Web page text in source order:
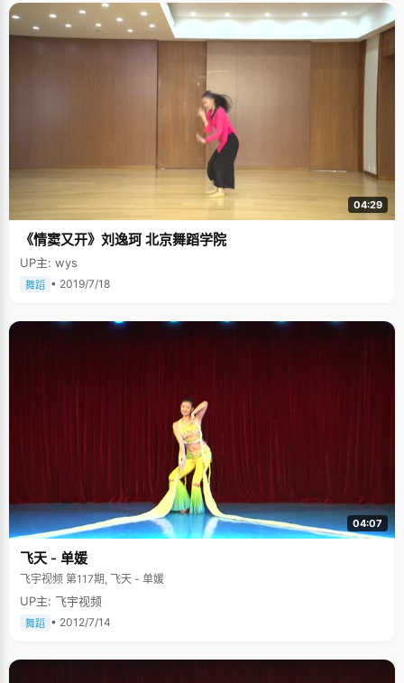
深刻的是老师发现了他独特的写作才华，每次刘远航写了周记或作文，老师
都会把优秀的文章在全班诵读，这确实让刘远航信心大增。 刘远航在初中的
时候开始尝试写诗，那时他的文笔还不是十分成熟，大部分的灵感是来源于
看到的景象或事物就开始进行想象和联想。初一的他，有次走在回家的路
上，天色已晚，树木在风中晃动，刘远航写这些树木"就像喝醉的鱼骨"，采
访的时候刘远航笑着告诉我们，而那个走在放学路上的他就像小心翼翼的大
花猫。不断地观察身边的景物、不断地写作，使刘远航的文笔增进不少，班
级同学也给了他"诗人"的美誉。古人说：读史使人明智，读诗使人聪慧，刘
远航也从读诗、写诗这件事上成长不少。他说诗歌教会他如何从不同的角度
看待事物，一方面提高了他的想象力，另一方面也提升了他观察事物的能
力。仿佛通过诗歌，他能够观察事物、甚至进入那个能与他产生共鸣的事
物。 来到北大，刘远航坚持着自己的梦想，先后加入了五四文学社和我们文
学社。在五四文学社里，他与志同道合的朋友一起讨论诗歌；在我们文学社
里大家一起研讨小说。刘远航告诉记者在这样的社团里会觉得很踏实，有很
强烈的归属感。 在路上的骑行者 除了写诗，刘远航的另一大爱好是骑行。暑
假期间，他曾与朋友一起从云南骑行到了西藏，第一次骑车的他颇具有初生
牛犊不怕虎的精神，即使不太了解骑车的基本操作方法，也敢带着满腔热血
的感觉好像短暂地突围出去，到别人的生活里转了一圈儿，然后回到现实中
后会反照自己，从而更好地生活。他曾在西藏遇见一个让他印象深刻地小女
污染，像雪山的雪一样，特别纯洁。"刘远航说起这个小女孩儿的时候，嘴角
去拆线，刘远航勇士一般地自己拆了线，然后每天用酒精消毒、再包扎好。
这段完全独立自主的经历让刘远航成长很多，从拉萨回来，他已经能够熟练
地拆卸组装自行车，同时他也能够把自己照顾得更加周全。后来他又独自从
北京骑行到了秦皇岛，作为从小生活在亚欧大陆中心的他，第一次感受到了
持地写做梦，一直坚持地真实与自然。这样的品质在我们生活的时代更加打
动我们，仿佛我们可以在他身上感受到那种从内心里迸发出来的勇气和力
大男孩内心里温柔的一面。下面这首是刘远航的诗。 &gt;&gt;&gt;夜航船
——读《埃涅阿斯纪》 翻开风暴和甲板，我在凌晨四点钟 目击整个城市的下
降。在坍塌的塔尖 季节手持楔形盾牌，而梦的旋钮仍在想象新的猎物 从悬崖
向下看，赫克托耳的尸首 被破碎的绳索捆绑，在距离的外部 绕城已三次，他
带血的伤口如同远处的云 而我必须以整个夜晚赎买 以咖啡、钢笔和拉丁文词
典，投掷于漫长的 碗筷之中。但通红的冷兵器，仍在撕咬他们坚硬的名字 大
火之后，特洛伊仍在陷落 我背负着衰老的父亲，和整个城市的重量 走向这用
弦月打湿 是谁手持空腹的羽毛，试图对抗空心镜片 而旋转木马仍在高耸的废
04:29
《情窦又开》刘逸珂 北京舞蹈学院
UP主: wys
舞蹈 • 2019/7/18
04:07
飞天 - 单媛
飞宇视频 第117期, 飞天 - 单媛
UP主: 飞宇视频
舞蹈 • 2012/7/14